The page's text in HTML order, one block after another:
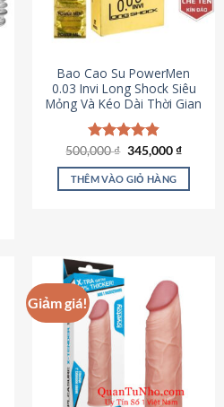
Bao Cao Su PowerMen
0.03 Invi Long Shock Siêu
Mỏng Và Kéo Dài Thời Gian
Được xếp
hạng4.85
5 sao
500,000₫ Giá
là:
500,000 ₫.
345,000₫Giá
tại
THÊM VÀO GIỎ HÀNG
Giảm giá!